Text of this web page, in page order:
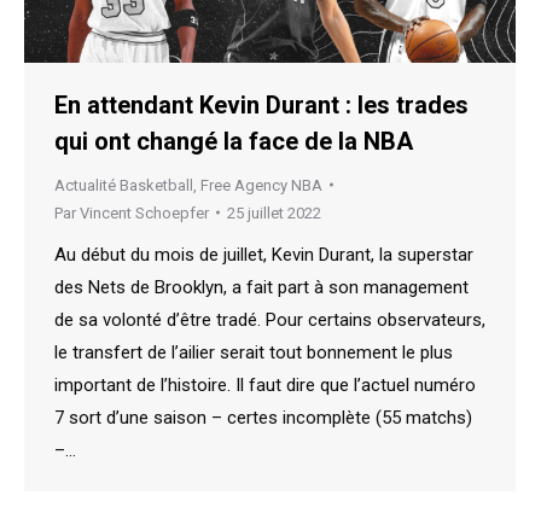
En attendant Kevin Durant : les trades
qui ont changé la face de la NBA
Actualité Basketball
Free Agency NBA
Par Vincent Schoepfer 25 juillet 2022
Au début du mois de juillet, Kevin Durant, la superstar
des Nets de Brooklyn, a fait part à son management
de sa volonté d’être tradé. Pour certains observateurs,
le transfert de l’ailier serait tout bonnement le plus
important de l’histoire. Il faut dire que l’actuel numéro
7 sort d’une saison – certes incomplète (55 matchs)
–…